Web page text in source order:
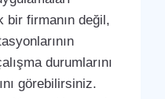
bir firmanın değil,
durumlarını
görebilirsiniz.